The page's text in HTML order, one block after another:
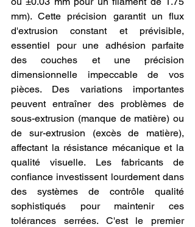
mm). Cette précision garantit un flux
d'extrusion constant et prévisible,
essentiel pour une adhésion parfaite
des couches et une précision
dimensionnelle impeccable de vos
pièces. Des variations importantes
peuvent entraîner des problèmes de
sous-extrusion (manque de matière) ou
de sur-extrusion (excès de matière),
affectant la résistance mécanique et la
qualité visuelle. Les fabricants de
confiance investissent lourdement dans
des systèmes de contrôle qualité
sophistiqués pour maintenir ces
tolérances serrées. C'est le premier